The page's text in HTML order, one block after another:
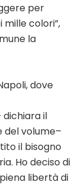
per
colori”,
la
dove
il
del volume–
il bisogno
Ho deciso di
libertà di